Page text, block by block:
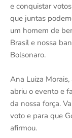
e conquistar
que juntas
um homem de
Brasil e nossa
Bolsonaro.
Ana Luiza
abriu o evento e
da nossa força.
voto e para que
afirmou.